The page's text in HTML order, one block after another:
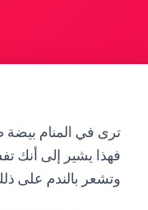
ترى في المنام بيضة
فهذا يشير إلى أنك
وتشعر بالندم على